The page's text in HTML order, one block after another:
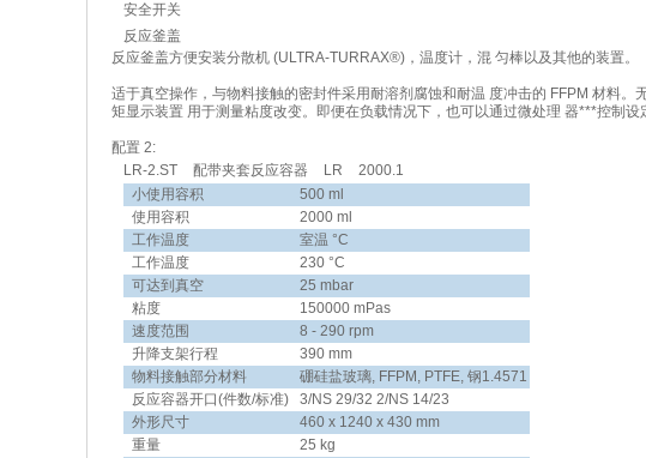
安全开关
反应釜盖
反应釜盖方便安装分散机 (ULTRA-TURRAX®)，温度计，混 匀棒以及其他的装置。
适于真空操作，与物料接触的密封件采用耐溶剂腐蚀和耐温 度冲击的 FFPM 材料。
矩显示装置 用于测量粘度改变。即便在负载情况下，也可以通过微处理 器***控制设
配置 2:
LR-2.ST 配带夹套反应容器 LR 2000.1
小使用容积
500 ml
使用容积
2000 ml
工作温度
室温 °C
工作温度
230 °C
可达到真空
25 mbar
粘度
150000 mPas
速度范围
8 - 290 rpm
升降支架行程
390 mm
物料接触部分材料
硼硅盐玻璃, FFPM, PTFE, 钢1.4571
反应容器开口(件数/标准)
3/NS 29/32 2/NS 14/23
外形尺寸
460 x 1240 x 430 mm
重量
25 kg